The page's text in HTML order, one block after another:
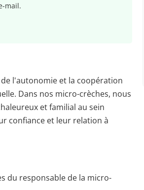
mail.
l'autonomie et la coopération
Dans nos micro-crèches, nous
et familial au sein
confiance et leur relation à
du responsable de la micro-